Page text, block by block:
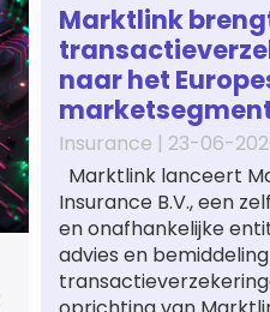
Marktlink
naar het
Insurance | 23-06-
Marktlink lanceert
Insurance B.V., een
en onafhankelijke
advies en